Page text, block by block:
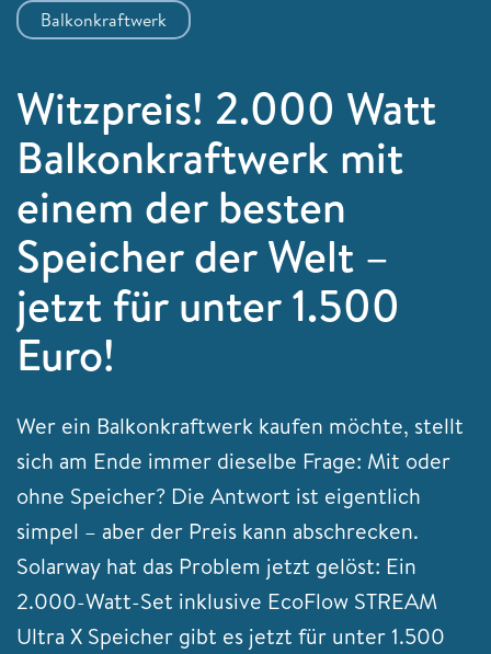
Balkonkraftwerk
Witzpreis! 2.000 Watt
Balkonkraftwerk mit
einem der besten
Speicher der Welt –
jetzt für unter 1.500
Euro!
Wer ein Balkonkraftwerk kaufen möchte, stellt
sich am Ende immer dieselbe Frage: Mit oder
ohne Speicher? Die Antwort ist eigentlich
simpel – aber der Preis kann abschrecken.
Solarway hat das Problem jetzt gelöst: Ein
2.000-Watt-Set inklusive EcoFlow STREAM
Ultra X Speicher gibt es jetzt für unter 1.500